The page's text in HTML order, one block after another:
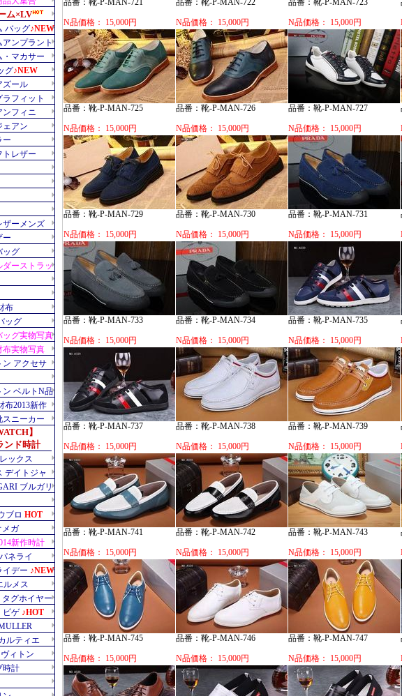
品番：靴-P-MAN-721
N品価格： 15,000円
品番：靴-P-MAN-722
N品価格： 15,000円
品番：靴-P-MAN-723
N品価格： 15,000円
品番：靴-P-MAN-725
N品価格： 15,000円
品番：靴-P-MAN-726
N品価格： 15,000円
品番：靴-P-MAN-727
N品価格： 15,000円
品番：靴-P-MAN-729
N品価格： 15,000円
品番：靴-P-MAN-730
N品価格： 15,000円
品番：靴-P-MAN-731
N品価格： 15,000円
品番：靴-P-MAN-733
N品価格： 15,000円
品番：靴-P-MAN-734
N品価格： 15,000円
品番：靴-P-MAN-735
N品価格： 15,000円
品番：靴-P-MAN-737
N品価格： 15,000円
品番：靴-P-MAN-738
N品価格： 15,000円
品番：靴-P-MAN-739
N品価格： 15,000円
品番：靴-P-MAN-741
N品価格： 15,000円
品番：靴-P-MAN-742
N品価格： 15,000円
品番：靴-P-MAN-743
N品価格： 15,000円
品番：靴-P-MAN-745
N品価格： 15,000円
品番：靴-P-MAN-746
N品価格： 15,000円
品番：靴-P-MAN-747
N品価格： 15,000円